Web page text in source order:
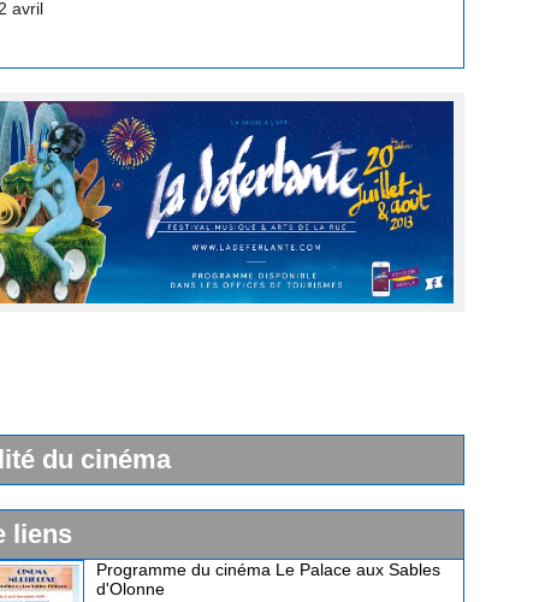
du cinéma
liens
Programme du cinéma Le Palace aux Sables
d'Olonne